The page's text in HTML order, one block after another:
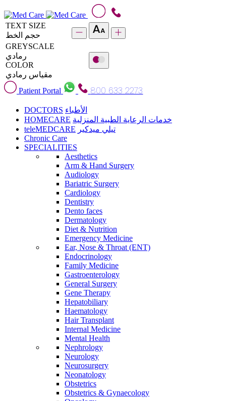
TEXT SIZE
حجم الخط
GREYSCALE
رمادي
COLOR
مقياس رمادي
Patient Portal
800 633 2273
DOCTORS الأطباء
HOMECARE خدمات الرعاية الطبية المنزلية
teleMEDCARE تيلي ميدكير
Chronic Care
SPECIALITIES
Aesthetics
Arm & Hand Surgery
Audiology
Bariatric Surgery
Cardiology
Dentistry
Dento faces
Dermatology
Diet & Nutrition
Emergency Medicine
Ear, Nose & Throat (ENT)
Endocrinology
Family Medicine
Gastroenterology
General Surgery
Gene Therapy
Hepatobiliary
Haematology
Hair Transplant
Internal Medicine
Mental Health
Nephrology
Neurology
Neurosurgery
Neonatology
Obstetrics
Obstetrics & Gynaecology